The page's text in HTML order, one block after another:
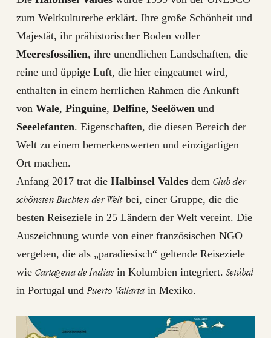
zum Weltkulturerbe erklärt. Ihre große Schönheit und
Majestät, ihr prähistorischer Boden voller
Meeresfossilien, ihre unendlichen Landschaften, die
reine und üppige Luft, die hier eingeatmet wird,
enthalten in einem herrlichen Rahmen die Ankunft
von Wale, Pinguine, Delfine, Seelöwenund
Seeelefanten. Eigenschaften, die diesen Bereich der
Welt zu einem bemerkenswerten und einzigartigen
Ort machen.
Anfang 2017 trat die Halbinsel Valdesdem Club der
schönsten Buchten der Weltbei, einer Gruppe, die die
besten Reiseziele in 25 Ländern der Welt vereint. Die
Auszeichnung wurde von einer französischen NGO
vergeben, die als „paradiesisch“ geltende Reiseziele
wie Cartagena de Indiasin Kolumbien integriert.Setúbal
in Portugal undPuerto Vallarta in Mexiko.